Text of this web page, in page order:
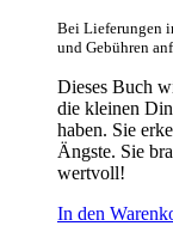
Bei Lieferungen
und Gebühren
Dieses Buch
die kleinen
haben. Sie
Ängste. Sie
wertvoll!
In den